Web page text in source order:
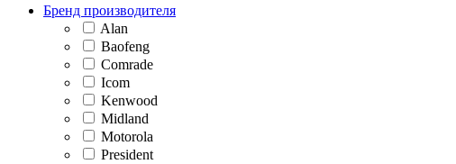
Бренд производителя
Alan
Baofeng
Comrade
Icom
Kenwood
Midland
Motorola
President